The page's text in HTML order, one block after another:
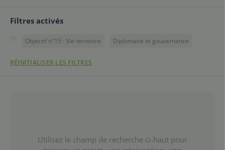
Filtres activés
Objectif n°15 : Vie terrestre Diplomatie et gouvernance
RÉINITIALISER LES FILTRES
Utilisez le champ de recherche ci-haut pour